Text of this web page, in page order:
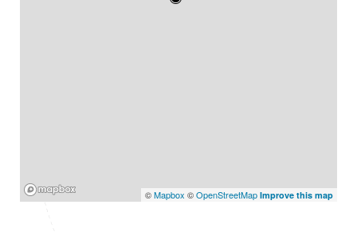
©Mapbox ©OpenStreetMap Improve this map